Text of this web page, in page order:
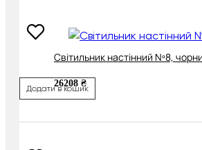
Світильник настінний Nº8,
26208 ₴
Додати в кошик